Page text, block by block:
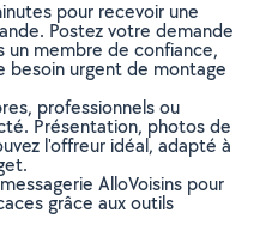
pour recevoir une
Postez votre demande
un membre de confiance,
besoin urgent de montage
professionnels ou
Présentation, photos de
l'offreur idéal, adapté à
AlloVoisins pour
grâce aux outils